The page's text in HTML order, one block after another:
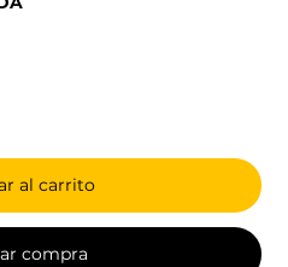
al carrito
compra